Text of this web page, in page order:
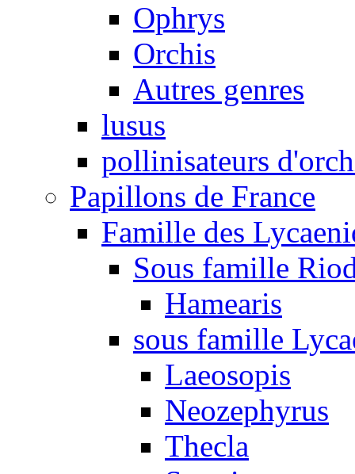
Ophrys
Orchis
Autres genres
lusus
pollinisateurs
Papillons de France
Famille des
Sous famille
Hamearis
sous famille
Laeosopis
Neozephyrus
Thecla